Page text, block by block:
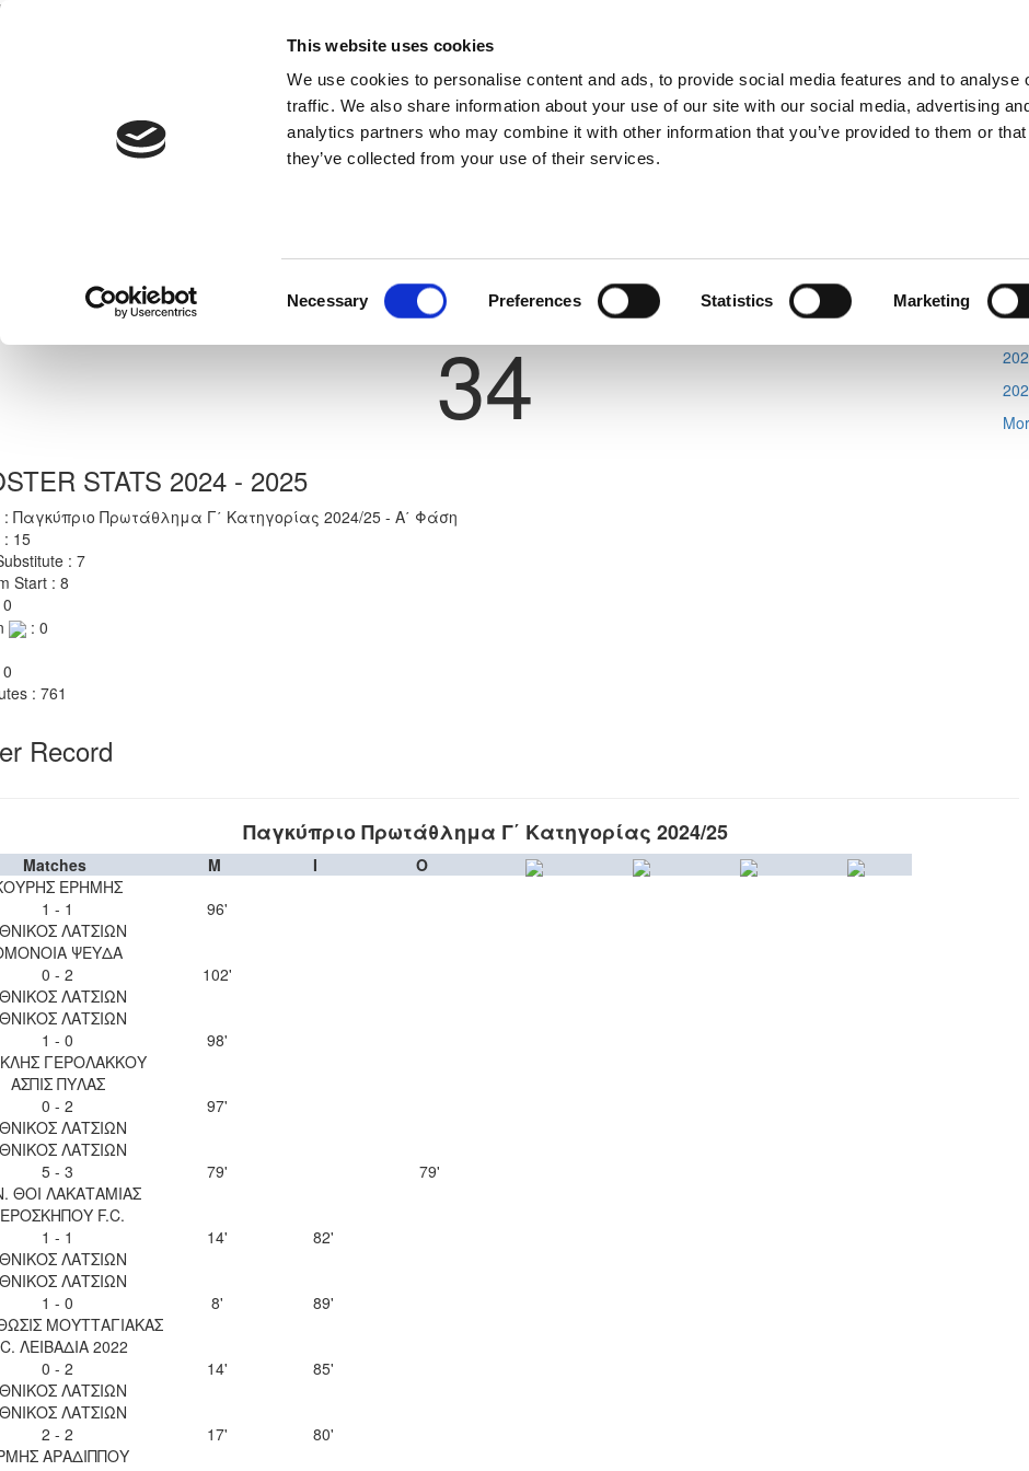
This website uses cookies
We use cookies to personalise content and ads, to provide social media features and to analyse
traffic. We also share information about your use of our site with our social media, advertising
analytics partners who may combine it with other information that you’ve provided to them or that
they’ve collected from your use of their services.
Necessary Preferences Statistics Marketing
Competitions
Shirt Number
34
STATS 2024 - 2025
: Παγκύπριο Πρωτάθλημα Γ΄ Κατηγορίας 2024/25 - Α΄ Φάση
: 15
: 7
Start : 8
: 0
: 761
Record
Παγκύπριο Πρωτάθλημα Γ΄ Κατηγορίας 2024/25
Matches M I
O
ΕΡΗΜΗΣ
1 - 1
ΛΑΤΣΙΩΝ
96'
ΨΕΥΔΑ
0 - 2
ΛΑΤΣΙΩΝ
102'
ΛΑΤΣΙΩΝ
1 - 0
ΓΕΡΟΛΑΚΚΟΥ
98'
ΑΣΠΙΣ ΠΥΛΑΣ
0 - 2
ΛΑΤΣΙΩΝ
97'
ΛΑΤΣΙΩΝ
5 - 3
ΘΟΙ ΛΑΚΑΤΑΜΙΑΣ
79'
79'
F.C.
1 - 1
ΛΑΤΣΙΩΝ
14'
82'
ΛΑΤΣΙΩΝ
1 - 0
ΜΟΥΤΤΑΓΙΑΚΑΣ
8'
89'
ΛΕΙΒΑΔΙΑ 2022
0 - 2
ΛΑΤΣΙΩΝ
14'
85'
ΛΑΤΣΙΩΝ
2 - 2
ΑΡΑΔΙΠΠΟΥ
17'
80'